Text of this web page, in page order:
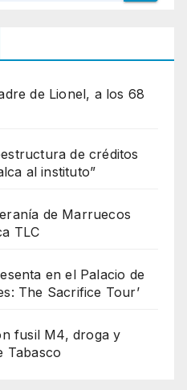
de Lionel, a los 68
de créditos
al instituto”
de Marruecos
TLC
en el Palacio de
The Sacrifice Tour’
fusil M4, droga y
Tabasco